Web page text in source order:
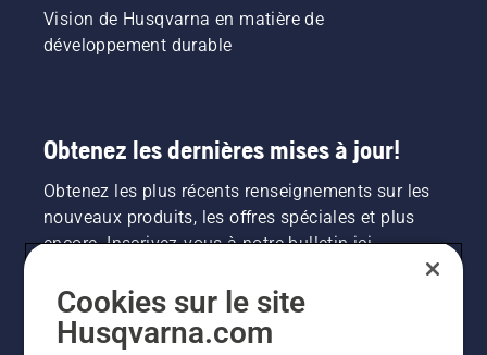
Vision de Husqvarna en matière de
développement durable
Obtenez les dernières mises à jour!
Obtenez les plus récents renseignements sur les
nouveaux produits, les offres spéciales et plus
encore. Inscrivez-vous à notre bulletin ici.
INSCRIPTION À LA NEWSLETTER
Cookies sur le site
Husqvarna.com